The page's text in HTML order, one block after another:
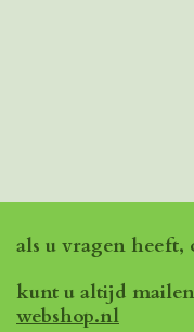
als u vragen
kunt u altijd
webshop.nl